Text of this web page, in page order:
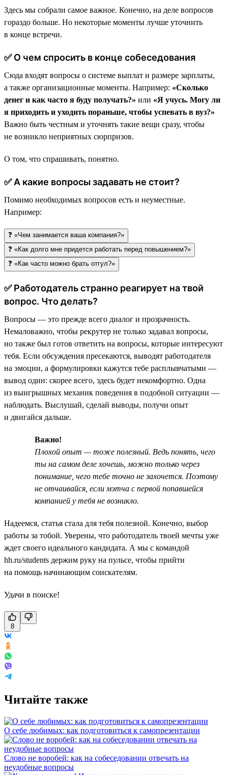
Здесь мы собрали самое важное. Конечно, на деле вопросов
гораздо больше. Но некоторые моменты лучше уточнить
в конце встречи.
✅ О чем спросить в конце собеседования
Сюда входят вопросы о системе выплат и размере зарплаты,
а также организационные моменты. Например: «Сколько
денег и как часто я буду получать?» или «Я учусь. Могу ли
я приходить и уходить пораньше, чтобы успевать в вуз?»
Важно быть честным и уточнять такие вещи сразу, чтобы
не возникло неприятных сюрпризов.
О том, что спрашивать, понятно.
✅ А какие вопросы задавать не стоит?
Помимо необходимых вопросов есть и неуместные.
Например:
❓ «Чем занимается ваша компания?»
❓ «Как долго мне придется работать перед повышением?»
❓ «Как часто можно брать отгул?»
✅ Работодатель странно реагирует на твой
вопрос. Что делать?
Вопросы — это прежде всего диалог и прозрачность.
Немаловажно, чтобы рекрутер не только задавал вопросы,
но также был готов ответить на вопросы, которые интересуют
тебя. Если обсуждения пресекаются, выводят работодателя
на эмоции, а формулировки кажутся тебе расплывчатыми —
вывод один: скорее всего, здесь будет некомфортно. Одна
из выигрышных механик поведения в подобной ситуации —
наблюдать. Выслушай, сделай выводы, получи опыт
и двигайся дальше.
Важно!
Плохой опыт — тоже полезный. Ведь понять, чего
ты на самом деле хочешь, можно только через
понимание, чего тебе точно не захочется. Поэтому
не отчаивайся, если мэтча с первой попавшейся
компанией у тебя не возникло.
Надеемся, статья стала для тебя полезной. Конечно, выбор
работы за тобой. Уверены, что работодатель твоей мечты уже
ждет своего идеального кандидата. А мы с командой
hh.ru/students держим руку на пульсе, чтобы прийти
на помощь начинающим соискателям.
Удачи в поиске!
8
Читайте также
О себе любимых: как подготовиться к самопрезентации
Слово не воробей: как на собеседовании отвечать на
неудобные вопросы